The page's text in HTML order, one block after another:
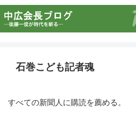
石巻こども記者魂
すべての新聞人に購読を薦める。